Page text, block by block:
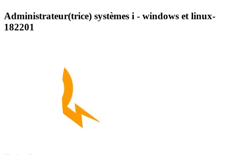
Administrateur(trice) systèmes i - windows et linux-
182201